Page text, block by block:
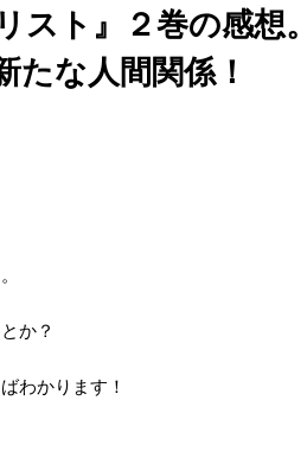
スト』２巻の感想
たな人間関係！
か？
わかります！